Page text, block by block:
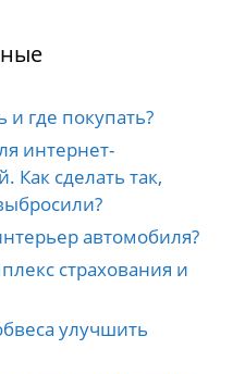
где покупать?
интернет-
Как сделать так,
автомобиля?
страхования и
улучшить